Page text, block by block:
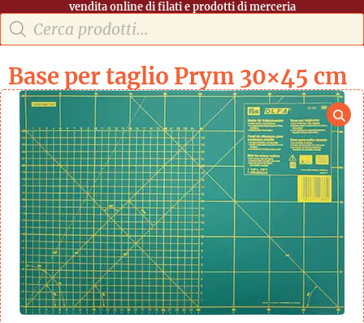
vendita online di filati e prodotti di merceria
Base per taglio Prym 30×45 cm